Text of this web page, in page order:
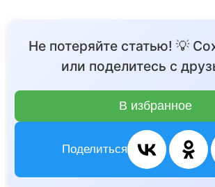
Не потеряйте статью! 💡
или поделитесь с
В избранное
Поделиться